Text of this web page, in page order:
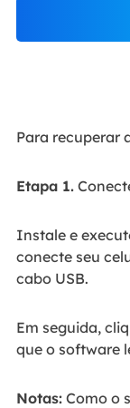
Para recuperar
Etapa 1.
Instale e
conecte seu
cabo USB.
Em seguida,
que o software
Notas:Como o